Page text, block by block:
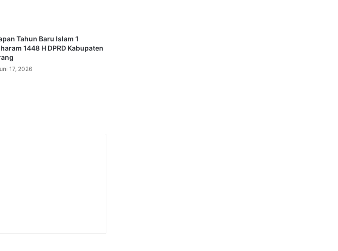
Tahun Baru Islam 1
1448 H DPRD Kabupaten
17, 2026